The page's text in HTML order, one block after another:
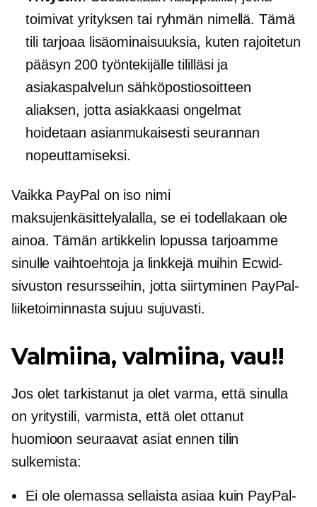
toimivat yrityksen tai ryhmän nimellä. Tämä
tili tarjoaa lisäominaisuuksia, kuten rajoitetun
pääsyn 200 työntekijälle tililläsi ja
asiakaspalvelun sähköpostiosoitteen
aliaksen, jotta asiakkaasi ongelmat
hoidetaan asianmukaisesti seurannan
nopeuttamiseksi.
Vaikka PayPal on iso nimi
maksujenkäsittelyalalla, se ei todellakaan ole
ainoa. Tämän artikkelin lopussa tarjoamme
sinulle vaihtoehtoja ja linkkejä muihin Ecwid-
sivuston resursseihin, jotta siirtyminen PayPal-
liiketoiminnasta sujuu sujuvasti.
Valmiina, valmiina, vau!!
Jos olet tarkistanut ja olet varma, että sinulla
on yritystili, varmista, että olet ottanut
huomioon seuraavat asiat ennen tilin
sulkemista:
Ei ole olemassa sellaista asiaa kuin PayPal-